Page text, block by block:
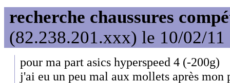
recherche chaussures
(82.238.201.xxx) le 10/02/11
pour ma part asics hyperspeed 4 (-200g)
j'ai eu un peu mal aux mollets après